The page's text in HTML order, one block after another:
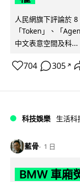
人民網旗下評論於
「Token」、「
中文表意空間及科...
704 305 ↗
科技娛樂 生活科
藍骨 1 日
BMW 車廂